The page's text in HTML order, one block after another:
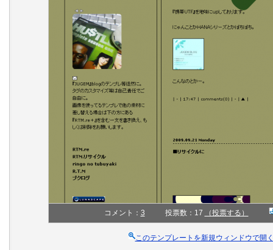
コメント： 3 投票数：17 （投票する）
このテンプレートを新規ウィンドウで開